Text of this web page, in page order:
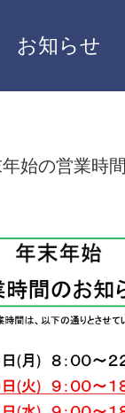
お知らせ
始の営業時間